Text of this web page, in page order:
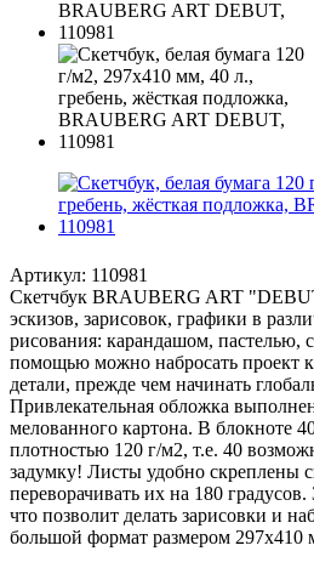
Артикул: 110981
Скетчбук BRAUBERG ART
эскизов, зарисовок, графики в
рисования: карандашом, пастелью,
помощью можно набросать проект
детали, прежде чем начинать
Привлекательная обложка
мелованного картона. В блокноте
плотностью 120 г/м2, т.е. 40
задумку! Листы удобно скреплены
переворачивать их на 180
что позволит делать зарисовки и
большой формат размером 297х410